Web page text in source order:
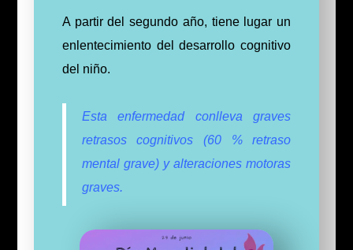
A partir del segundo año, tiene lugar un
enlentecimiento del desarrollo cognitivo
del niño.
Esta enfermedad conlleva graves
retrasos cognitivos (60 % retraso
mental grave) y alteraciones motoras
graves.